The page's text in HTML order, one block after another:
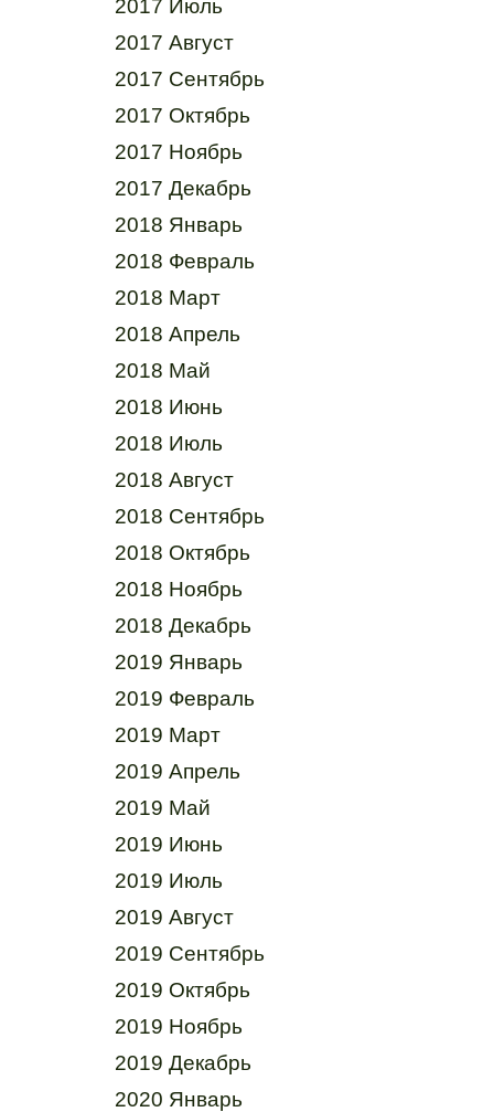
2017 Июль
2017 Август
2017 Сентябрь
2017 Октябрь
2017 Ноябрь
2017 Декабрь
2018 Январь
2018 Февраль
2018 Март
2018 Апрель
2018 Май
2018 Июнь
2018 Июль
2018 Август
2018 Сентябрь
2018 Октябрь
2018 Ноябрь
2018 Декабрь
2019 Январь
2019 Февраль
2019 Март
2019 Апрель
2019 Май
2019 Июнь
2019 Июль
2019 Август
2019 Сентябрь
2019 Октябрь
2019 Ноябрь
2019 Декабрь
2020 Январь